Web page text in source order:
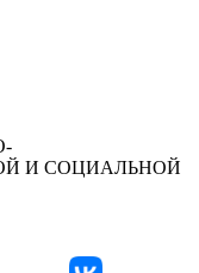
И СОЦИАЛЬНОЙ